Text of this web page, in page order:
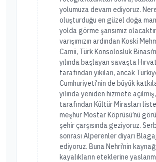
yolumuza devam ediyoruz.
oluşturduğu en güzel doğa
yolda görme şansımız
varışımızın ardından Koski
Camii, Türk Konsolosluk
yılında başlayan savaşta
tarafından yıkılan, ancak
Cumhuriyeti'nin de büyük
yılında yeniden hizmete
tarafından Kültür Mirasları
meşhur Mostar Köprüsü’nü
şehir çarşısında geziyoruz.
sonrası Alperenler diyarı
ediyoruz. Buna Nehri’nin
kayalıkların eteklerine